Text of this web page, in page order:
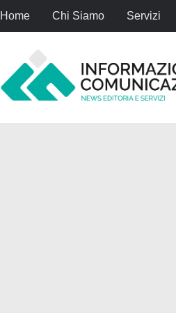
Home Chi Siamo Servizi